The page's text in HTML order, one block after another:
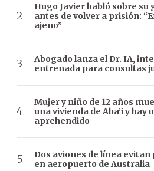
Hugo Javier habló sobre
antes de volver a prisión:
ajeno”
Abogado lanza el Dr. IA,
entrenada para consultas
Mujer y niño de 12 años
una vivienda de Aba’i y hay
aprehendido
Dos aviones de línea
en aeropuerto de Australia